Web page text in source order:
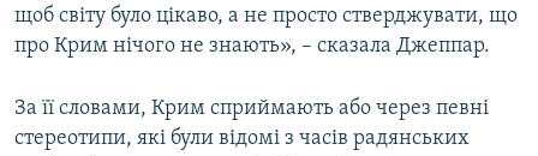
щоб світу було цікаво, а не просто стверджувати, що
про Крим нічого не знають», – сказала Джеппар.
За її словами, Крим сприймають або через певні
стереотипи, які були відомі з часів радянських